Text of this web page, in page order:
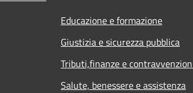
Educazione e formazione
Giustizia e sicurezza pubblica
Tributi,finanze e
Salute, benessere e assistenza